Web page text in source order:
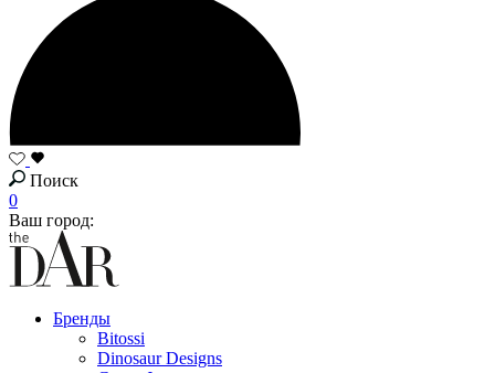
Поиск
0
Ваш город:
Бренды
Bitossi
Dinosaur Designs